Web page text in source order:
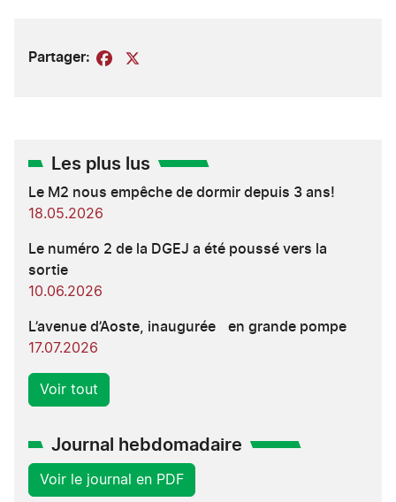
Partager: Facebook
Les plus lus
Le M2 nous empêche de dormir depuis 3 ans!
18.05.2026
Le numéro 2 de la DGEJ a été poussé vers la
sortie
10.06.2026
L’avenue d’Aoste, inaugurée en grande pompe
17.07.2026
Voir tout
Journal hebdomadaire
Voir le journal en PDF